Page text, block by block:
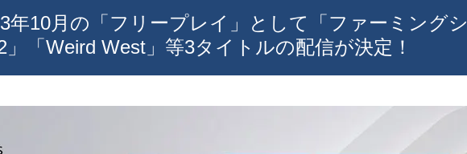
年10月の「フリープレイ」として「ファーミングシ
」「Weird West」等3タイトルの配信が決定！